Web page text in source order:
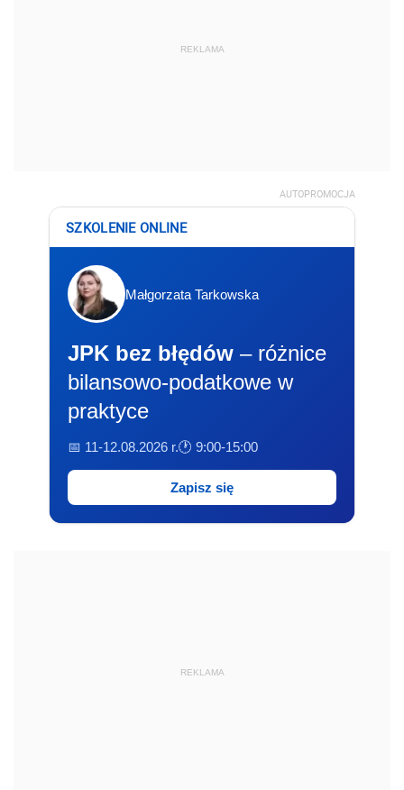
REKLAMA
AUTOPROMOCJA
SZKOLENIE ONLINE
Małgorzata Tarkowska
JPK bez błędów – różnice
bilansowo-podatkowe w
praktyce
📅 11-12.08.2026 r.🕐 9:00-15:00
Zapisz się
REKLAMA